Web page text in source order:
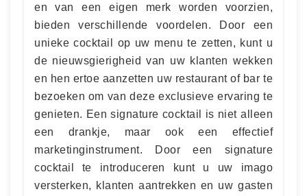
en van een eigen merk worden voorzien,
bieden verschillende voordelen. Door een
unieke cocktail op uw menu te zetten, kunt u
de nieuwsgierigheid van uw klanten wekken
en hen ertoe aanzetten uw restaurant of bar te
bezoeken om van deze exclusieve ervaring te
genieten. Een signature cocktail is niet alleen
een drankje, maar ook een effectief
marketinginstrument. Door een signature
cocktail te introduceren kunt u uw imago
versterken, klanten aantrekken en uw gasten